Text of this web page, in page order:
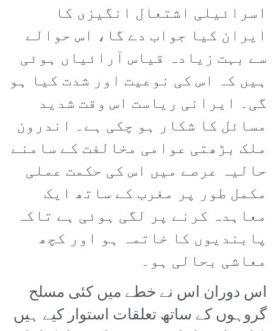
اسرائیلی اشتعال انگیزی کا
ایران کیا جواب دے گا، اس حوالے
سے بہت زیادہ قیاس آرائیاں ہوئی
ہیں کہ اس کی نوعیت اور شدت کیا ہو
گی۔ ایرانی ریاست اس وقت شدید
مسائل کا شکار ہو چکی ہے۔ اندرون
ملک بڑھتی عوامی مخالفت کے سامنے
حالیہ عرصے میں اس کی حکمت عملی
مکمل طور پر مغرب کے ساتھ ایک
معاہدہ کرنے پر لگی ہوئی ہے تاکہ
پابندیوں کا خاتمہ ہو اور کچھ
معاشی بحالی ہو۔
اس دوران اس نے خطے میں کئی مسلح
گروہوں کے ساتھ تعلقات استوار کیے ہیں